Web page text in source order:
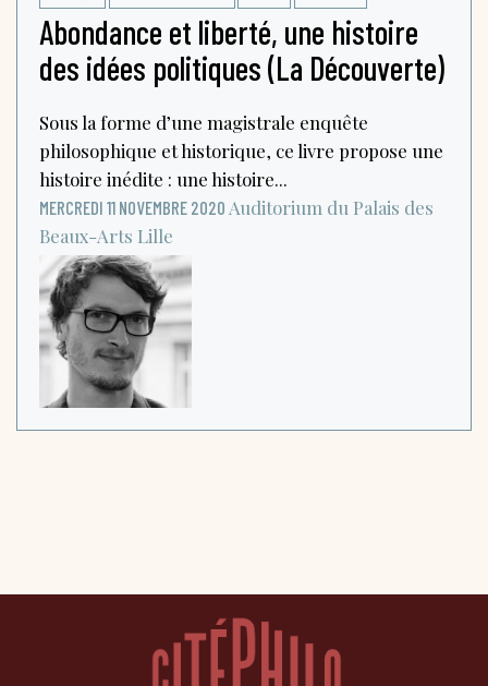
Abondance et liberté, une histoire
des idées politiques (La Découverte)
Sous la forme d’une magistrale enquête
philosophique et historique, ce livre propose une
histoire inédite : une histoire...
MERCREDI 11 NOVEMBRE 2020 Auditorium du Palais des
Beaux-Arts Lille